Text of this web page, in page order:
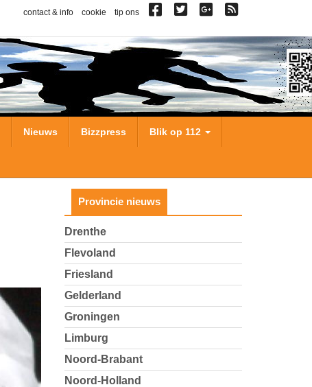
contact & info cookie tip ons
Nieuws Bizzpress Blik op 112
Provincie nieuws
Drenthe
Flevoland
Friesland
Gelderland
Groningen
Limburg
Noord-Brabant
Noord-Holland